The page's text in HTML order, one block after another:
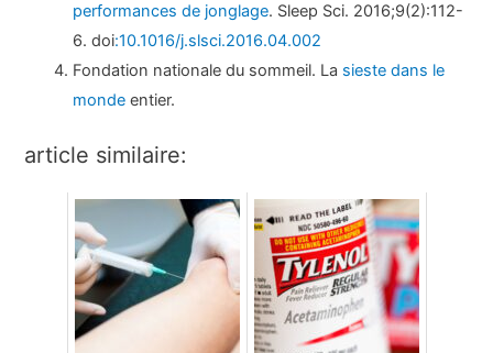
performances de jonglage. Sleep Sci. 2016;9(2):112-
6. doi:10.1016/j.slsci.2016.04.002
Fondation nationale du sommeil. La sieste dans le
monde entier.
article similaire: